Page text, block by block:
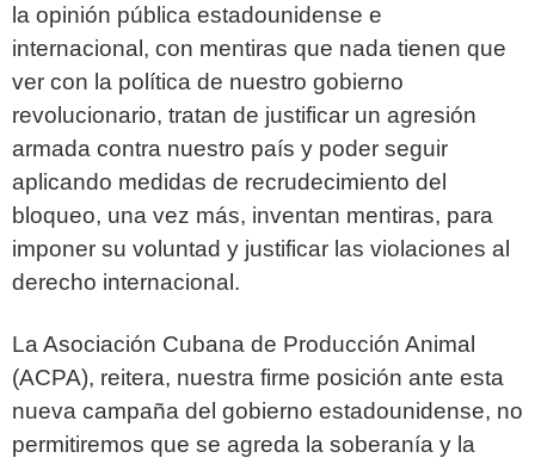
la opinión pública estadounidense e
internacional, con mentiras que nada tienen que
ver con la política de nuestro gobierno
revolucionario, tratan de justificar un agresión
armada contra nuestro país y poder seguir
aplicando medidas de recrudecimiento del
bloqueo, una vez más, inventan mentiras, para
imponer su voluntad y justificar las violaciones al
derecho internacional.
La Asociación Cubana de Producción Animal
(ACPA), reitera, nuestra firme posición ante esta
nueva campaña del gobierno estadounidense, no
permitiremos que se agreda la soberanía y la